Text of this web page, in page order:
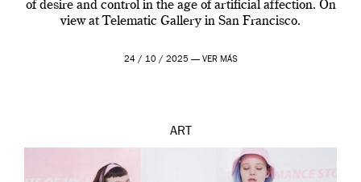
of desire and control in the age of artificial affection. On
view at Telematic Gallery in San Francisco.
24 / 10 / 2025 — VER MÁS
ART